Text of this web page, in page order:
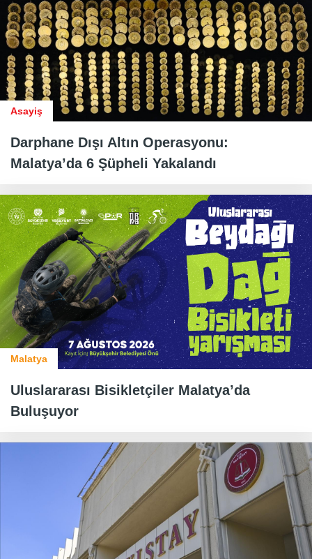
Asayiş
Darphane Dışı Altın Operasyonu:
Malatya’da 6 Şüpheli Yakalandı
Malatya
Uluslararası Bisikletçiler Malatya’da
Buluşuyor